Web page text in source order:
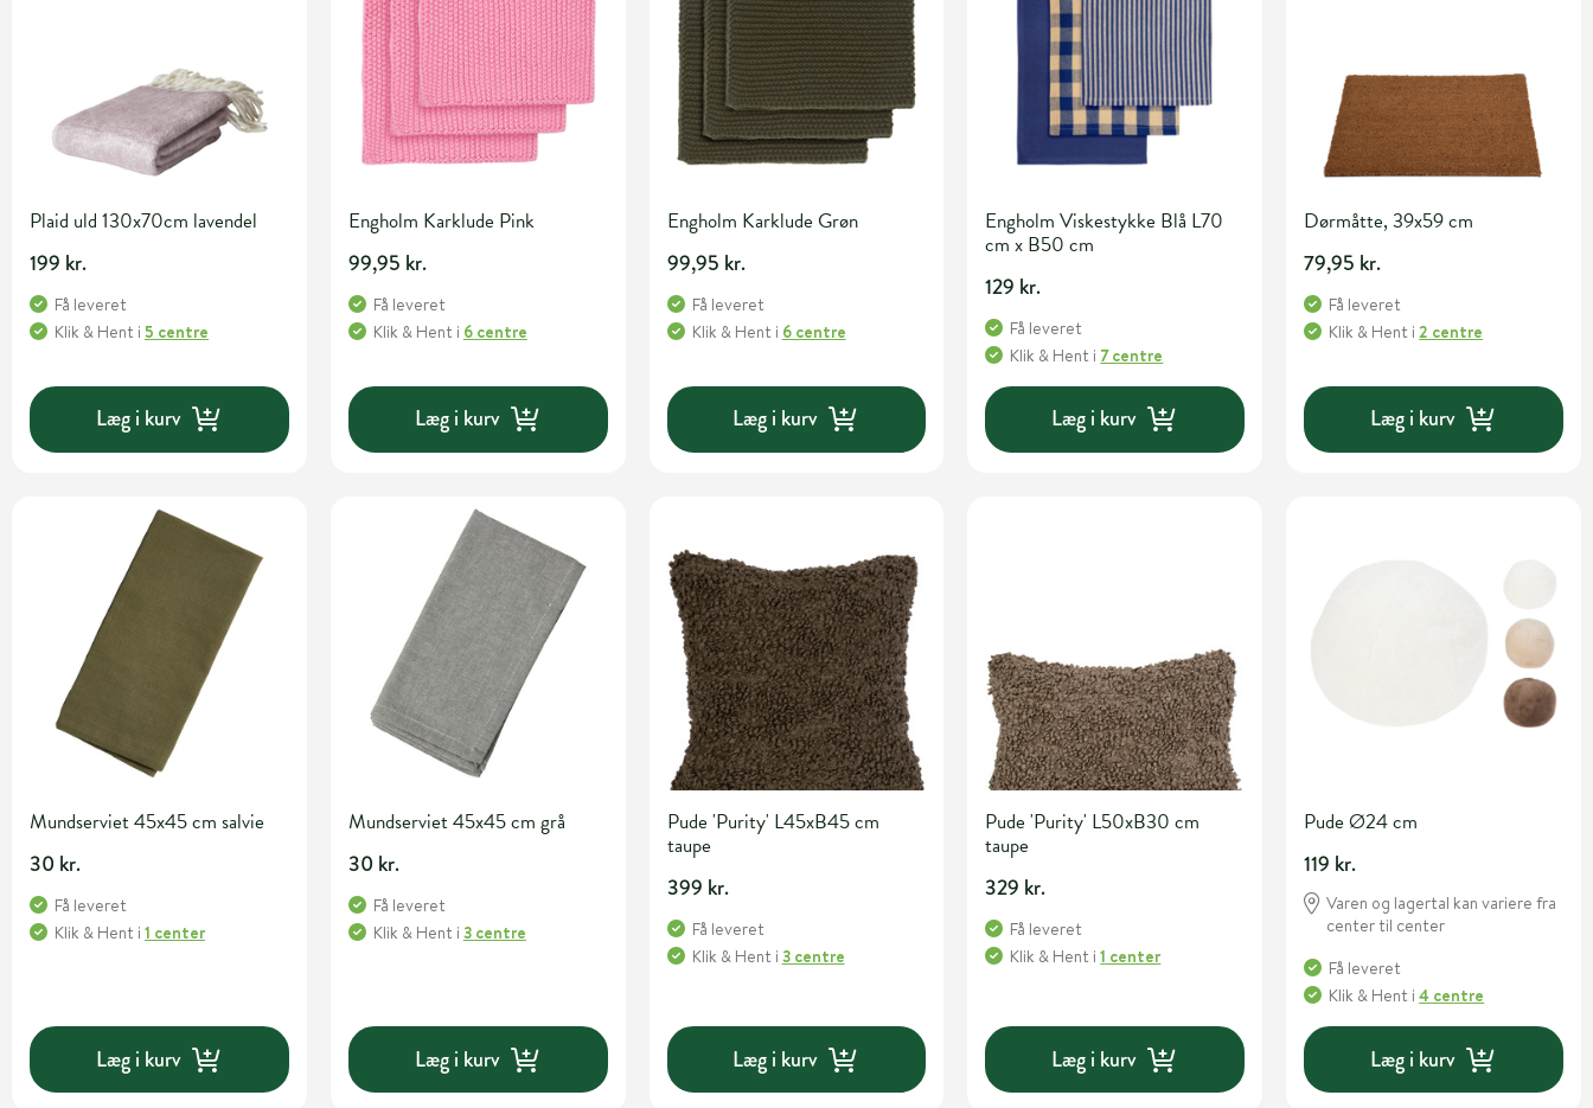
Plaid uld 130x70cm lavendel
199 kr.
Få leveret
Klik & Hent i 5 centre
Læg i kurv
Engholm Karklude Pink
99,95 kr.
Få leveret
Klik & Hent i 6 centre
Læg i kurv
Engholm Karklude Grøn
99,95 kr.
Få leveret
Klik & Hent i 6 centre
Læg i kurv
Engholm Viskestykke Blå L70
cm x B50 cm
129 kr.
Få leveret
Klik & Hent i 7 centre
Læg i kurv
Dørmåtte, 39x59 cm
79,95 kr.
Få leveret
Klik & Hent i2 centre
Læg i kurv
Mundserviet 45x45 cm salvie
30 kr.
Få leveret
Klik & Hent i 1 center
Læg i kurv
Mundserviet 45x45 cm grå
30 kr.
Få leveret
Klik & Hent i 3 centre
Læg i kurv
Pude 'Purity' L45xB45 cm
taupe
399 kr.
Få leveret
Klik & Hent i 3 centre
Læg i kurv
Pude 'Purity' L50xB30 cm
taupe
329 kr.
Få leveret
Klik & Hent i1 center
Læg i kurv
Pude Ø24 cm
119 kr.
Varen og lagertal kan variere fra
center til center
Få leveret
Klik & Hent i4 centre
Læg i kurv